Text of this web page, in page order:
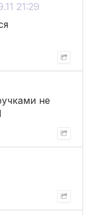
21:29
не